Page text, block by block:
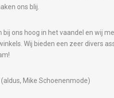
ons blij.
bij ons hoog in het vaandel en wij
Wij bieden een zeer divers
Mike Schoenenmode)